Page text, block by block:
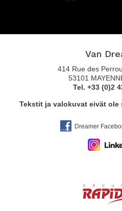
Van
414 Rue des
53101
Tel. +33 (0)2
Tekstit ja valokuvat eivät
Dreamer